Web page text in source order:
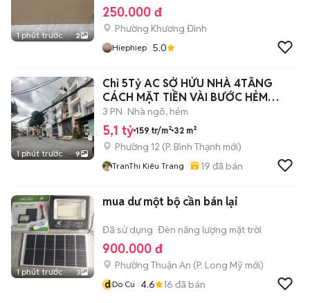
1 phút trước 2
250.000 đ
Phường Khương Đình
Hiephiep 5.0
1 phút trước 9
Chỉ 5Tỷ AC SỞ HỬU NHÀ 4TẦNG
CÁCH MẶT TIỀN VÀI BƯỚC HẺM
SẠCH ĐẸP
3 PN Nhà ngõ, hẻm
5,1 tỷ 159 tr/m² 32 m²
Phường 12 (P. Bình Thạnh mới)
TranThi Kiêu Trang 19 đã bán
1 phút trước 3
mua dư một bộ cần bán lại
Đã sử dụng Đèn năng lượng mặt trời
900.000 đ
Phường Thuận An (P. Long Mỹ mới)
dDo Cu 4.6 16 đã bán